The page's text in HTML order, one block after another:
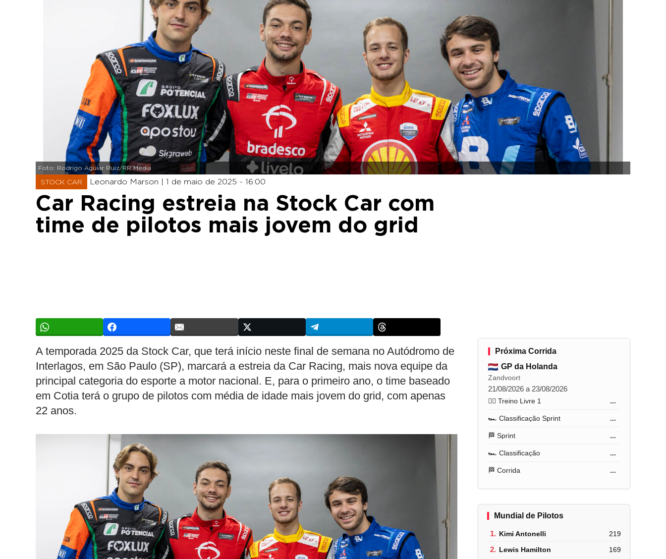
Foto: Rodrigo Aguiar Ruiz/RR Media
STOCK CAR Leonardo Marson | 1 de maio de 2025 - 16:00
Car Racing estreia na Stock Car com
time de pilotos mais jovem do grid
A temporada 2025 da Stock Car, que terá início neste final de semana no Autódromo de
Interlagos, em São Paulo (SP), marcará a estreia da Car Racing, mais nova equipe da
principal categoria do esporte a motor nacional. E, para o primeiro ano, o time baseado
em Cotia terá o grupo de pilotos com média de idade mais jovem do grid, com apenas
22 anos.
Próxima Corrida
GP da Holanda
Zandvoort
21/08/2026 a 23/08/2026
🏋️‍♂️ Treino Livre 1 ...
🏎️ Classificação Sprint ...
🏁 Sprint ...
🏎️ Classificação ...
🏁 Corrida ...
Mundial de Pilotos
1. Kimi Antonelli 219
2. Lewis Hamilton 169